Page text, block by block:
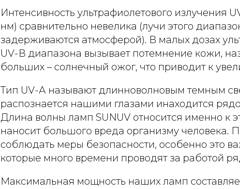
Интенсивность ультрафиолетового излучения
нм) сравнительно невелика (лучи этого
задерживаются атмосферой). В малых дозах
UV-В диапазона вызывает потемнение кожи,
больших – солнечный ожог, что приводит к
Тип UV-А называют длинноволновым темным
распознается нашими глазами инаходится
Длина волны ламп SUNUV относится именно к
наносит большого вреда организму человека.
соблюдать меры безопасности, особенно это
которые много времени проводят за работой
Максимальная мощность наших ламп